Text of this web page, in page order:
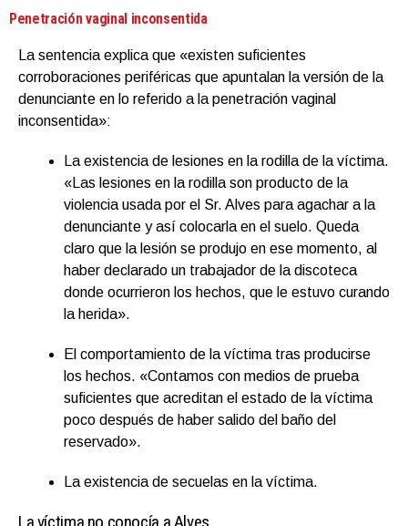
Penetración vaginal inconsentida
La sentencia explica que «existen suficientes
corroboraciones periféricas que apuntalan la versión de la
denunciante en lo referido a la penetración vaginal
inconsentida»:
La existencia de lesiones en la rodilla de la víctima.
«Las lesiones en la rodilla son producto de la
violencia usada por el Sr. Alves para agachar a la
denunciante y así colocarla en el suelo. Queda
claro que la lesión se produjo en ese momento, al
haber declarado un trabajador de la discoteca
donde ocurrieron los hechos, que le estuvo curando
la herida».
El comportamiento de la víctima tras producirse
los hechos. «Contamos con medios de prueba
suficientes que acreditan el estado de la víctima
poco después de haber salido del baño del
reservado».
La existencia de secuelas en la víctima.
La víctima no conocía a Alves